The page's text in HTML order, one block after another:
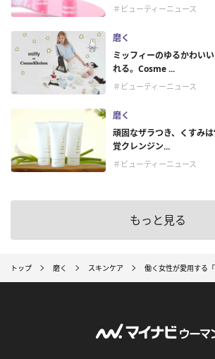
＃ビューティーニュース
磨く
ミッフィーのゆるかわい
れる。Cosme ...
＃ビューティーニュース
磨く
頑固なザラつき、くすみ
覚クレンジン...
＃ビューティーニュース
もっと見る
トップ 磨く スキンケア 働く女性が愛用する